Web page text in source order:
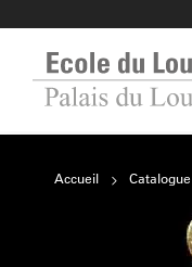
Accueil